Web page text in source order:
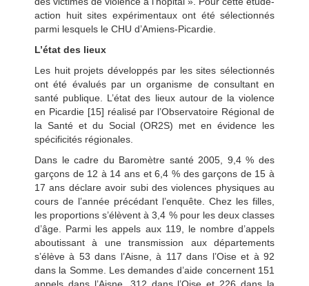
action huit sites expérimentaux ont été sélectionnés
parmi lesquels le CHU d’Amiens-Picardie.
L’état des lieux
Les huit projets développés par les sites sélectionnés
ont été évalués par un organisme de consultant en
santé publique. L’état des lieux autour de la violence
en Picardie [15] réalisé par l’Observatoire Régional de
la Santé et du Social (OR2S) met en évidence les
spécificités régionales.
Dans le cadre du Baromètre santé 2005, 9,4 % des
garçons de 12 à 14 ans et 6,4 % des garçons de 15 à
17 ans déclare avoir subi des violences physiques au
cours de l’année précédant l’enquête. Chez les filles,
les proportions s’élèvent à 3,4 % pour les deux classes
d’âge. Parmi les appels aux 119, le nombre d’appels
aboutissant à une transmission aux départements
s’élève à 53 dans l’Aisne, à 117 dans l’Oise et à 92
dans la Somme. Les demandes d’aide concernent 151
appels dans l’Aisne, 312 dans l’Oise et 226 dans la